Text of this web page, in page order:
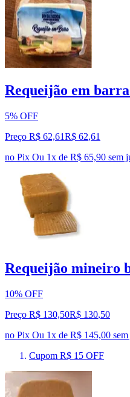
Requeijão em
5% OFF
Preço R$ 62,61R$ 62,61
no Pix Ou 1x de R$ 65,90 sem
Requeijão mineiro
10% OFF
Preço R$ 130,50R$ 130,50
no Pix Ou 1x de R$ 145,00
Cupom R$ 15 OFF